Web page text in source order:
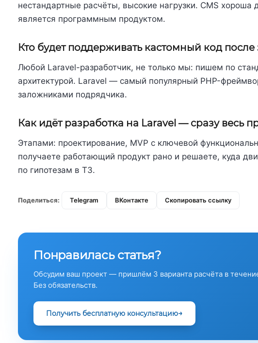
нестандартные расчёты, высокие нагрузки. CMS
является программным продуктом.
Кто будет поддерживать кастомный код после
Любой Laravel-разработчик, не только мы: пишем по
архитектурой. Laravel — самый популярный PHP-
заложниками подрядчика.
Как идёт разработка на Laravel — сразу весь
Этапами: проектирование, MVP с ключевой
получаете работающий продукт рано и решаете, куда
по гипотезам в ТЗ.
Поделиться: Telegram ВКонтакте Скопировать ссылку
Понравилась статья?
Обсудим ваш проект — пришлём 3 варианта расчёта в
Без обязательств.
Получить бесплатную консультацию